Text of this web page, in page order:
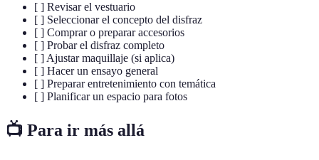
[ ] Revisar el vestuario
[ ] Seleccionar el concepto del disfraz
[ ] Comprar o preparar accesorios
[ ] Probar el disfraz completo
[ ] Ajustar maquillaje (si aplica)
[ ] Hacer un ensayo general
[ ] Preparar entretenimiento con temática
[ ] Planificar un espacio para fotos
📺 Para ir más allá